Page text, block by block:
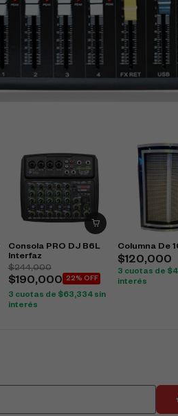
Consola PRO DJ B6L
Interfaz
$244,000
$190,000 22% OFF
3 cuotas de $63,334sin
interés
Columna De
$120,000
3 cuotas de $
interés